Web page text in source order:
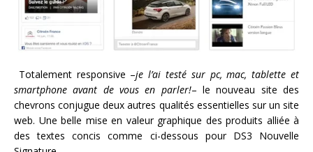
Totalement responsive –je l’ai testé sur pc, mac, tablette et
smartphone avant de vous en parler!– le nouveau site des
chevrons conjugue deux autres qualités essentielles sur un site
web. Une belle mise en valeur graphique des produits alliée à
des textes concis comme ci-dessous pour DS3 Nouvelle